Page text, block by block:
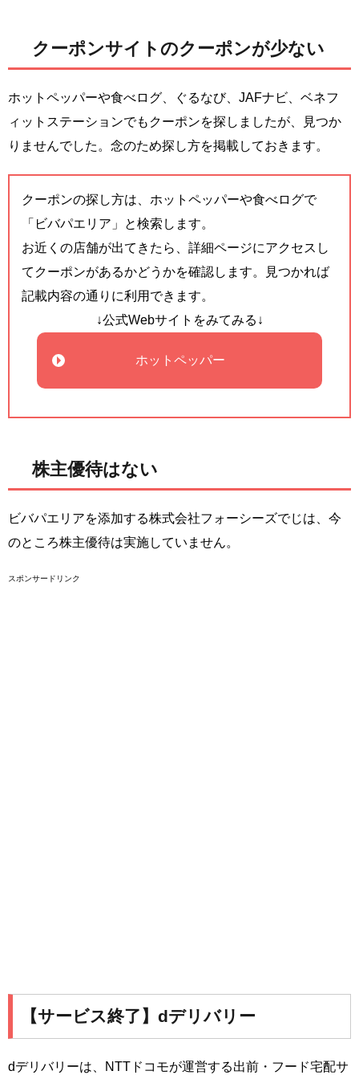
クーポンサイトのクーポンが少ない
ホットペッパーや食べログ、ぐるなび、JAFナビ、ベネフ
ィットステーションでもクーポンを探しましたが、見つか
りませんでした。念のため探し方を掲載しておきます。
クーポンの探し方は、ホットペッパーや食べログで
「ビバパエリア」と検索します。
お近くの店舗が出てきたら、詳細ページにアクセスし
てクーポンがあるかどうかを確認します。見つかれば
記載内容の通りに利用できます。
↓公式Webサイトをみてみる↓
ホットペッパー
株主優待はない
ビバパエリアを添加する株式会社フォーシーズでじは、今
のところ株主優待は実施していません。
スポンサードリンク
【サービス終了】dデリバリー
dデリバリーは、NTTドコモが運営する出前・フード宅配サ